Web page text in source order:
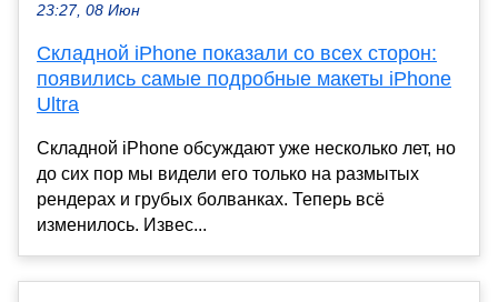
23:27, 08 Июн
Складной iPhone показали со всех сторон:
появились самые подробные макеты iPhone
Ultra
Складной iPhone обсуждают уже несколько лет, но
до сих пор мы видели его только на размытых
рендерах и грубых болванках. Теперь всё
изменилось. Извес...